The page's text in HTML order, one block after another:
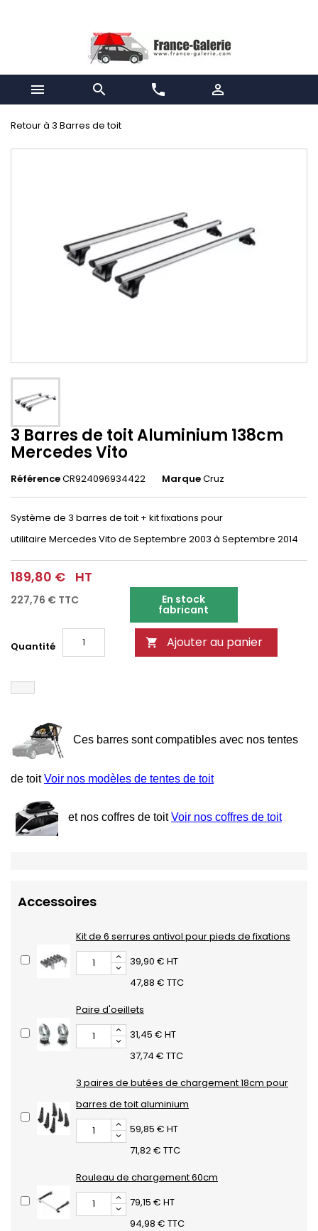
  phone 
Retour à 3 Barres de toit
3 Barres de toit Aluminium 138cm
Mercedes Vito
RéférenceCR924096934422 MarqueCruz
Système de 3 barres de toit + kit fixations pour
utilitaire Mercedes Vito de Septembre 2003 à Septembre 2014
189,80 € HT
227,76 € TTC En stock
fabricant
Quantité  Ajouter au panier
Ces barres sont compatibles avec nos tentes
de toitVoir nos modèles de tentes de toit
et nos coffres de toitVoir nos coffres de toit
Accessoires
Kit de 6 serrures antivol pour pieds de fixations
39,90 € HT
47,88 € TTC
Paire d'oeillets
31,45 € HT
37,74 € TTC
3 paires de butées de chargement 18cm pour
barres de toit aluminium
59,85 € HT
71,82 € TTC
Rouleau de chargement 60cm
79,15 € HT
94,98 € TTC